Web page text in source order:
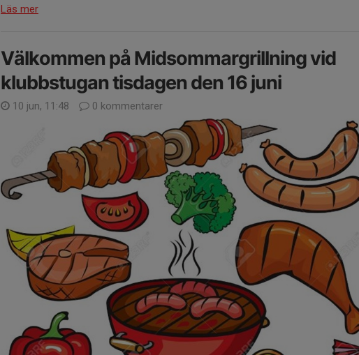
Läs mer
Välkommen på Midsommargrillning vid
klubbstugan tisdagen den 16 juni
10 jun, 11:48 0 kommentarer